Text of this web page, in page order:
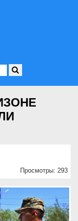
Просмотры: 293